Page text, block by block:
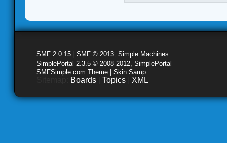
SMF 2.0.15 SMF © 2013 Simple Machines
SimplePortal 2.3.5 © 2008-2012, SimplePortal
SMFSimple.com Theme | Skin Samp
Boards Topics XML